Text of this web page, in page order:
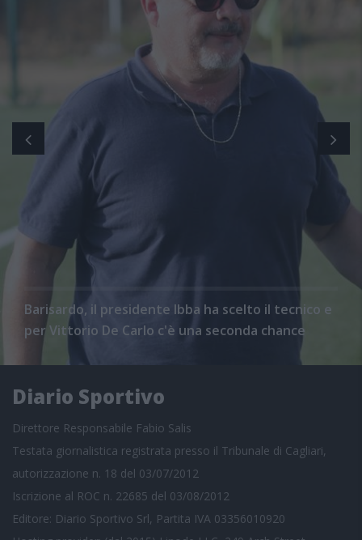
Barisardo, il presidente Ibba ha scelto il tecnico e
per Vittorio De Carlo c'è una seconda chance
Diario Sportivo
Direttore Responsabile Fabio Salis
Testata giornalistica registrata presso il Tribunale di Cagliari,
autorizzazione n. 18 del 03/07/2012
Iscrizione al ROC n. 22685 del 03/08/2012
Editore: Diario Sportivo Srl, Partita IVA 03356010920